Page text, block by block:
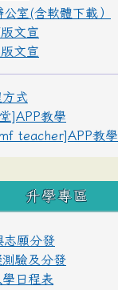
室(含軟體下載）
文宣
文宣
方式
]APP教學
teacher]APP教學
升學專區
志願分發
驗及分發
日程表